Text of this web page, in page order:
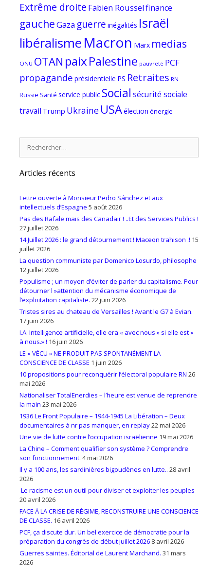
Extrême droite Fabien Rousselfinance
gaucheGaza guerre inégalités Israël
libéralismeMacron Marx medias
ONU OTAN paixPalestine pauvreté PCF
propagande présidentielle PS Retraites RN
Russie Santé service public Social sécurité sociale
travail Trump Ukraine USAélection énergie
Articles récents
Lettre ouverte à Monsieur Pedro Sánchez et aux
intellectuels d’Espagne 5 août 2026
Pas des Rafale mais des Canadair ! ..Et des Services Publics !
27 juillet 2026
14 Juillet 2026 : le grand détournement ! Maceon trahison .! 15
juillet 2026
La question communiste par Domenico Losurdo, philosophe
12 juillet 2026
Populisme ; un moyen d’éviter de parler du capitalisme. Pour
détourner l »attention du mécanisme économique de
l’exploitation capitaliste. 22 juin 2026
Tristes sires au chateau de Versailles ! Avant le G7 à Evian.
17 juin 2026
I.A. Intelligence artificielle, elle era « avec nous » si elle est «
à nous.» ! 16 juin 2026
LE « VÉCU » NE PRODUIT PAS SPONTANÉMENT LA
CONSCIENCE DE CLASSE 1 juin 2026
10 propositions pour reconquérir l’électoral populaire RN 26
mai 2026
Nationaliser TotalEnerdies – l’heure est venue de reprendre
la main 23 mai 2026
1936 Le Front Populaire – 1944-1945 La Libération – Deux
documentaires à nr pas manquer, en replay22 mai 2026
Une vie de lutte contre l’occupation israëlienne 19 mai 2026
La Chine – Comment qualifier son système ? Comprendre
son fonctionnement. 4 mai 2026
Il y a 100 ans, les sardinières bigoudènes en lutte.. 28 avril
2026
Le racisme est un outil pour diviser et exploiter les peuples
20 avril 2026
FACE À LA CRISE DE RÉGIME, RECONSTRUIRE UNE CONSCIENCE
DE CLASSE. 16 avril 2026
PCF, ça discute dur. Un bel exercice de démocratie pour la
préparation du congrès de début juillet 2026 8 avril 2026
Guerres saintes. Éditorial de Laurent Marchand. 31 mars
2026